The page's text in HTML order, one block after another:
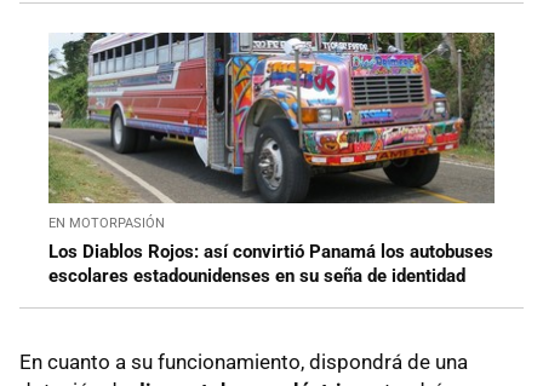
EN MOTORPASIÓN
Los Diablos Rojos: así convirtió Panamá los autobuses
escolares estadounidenses en su seña de identidad
En cuanto a su funcionamiento, dispondrá de una